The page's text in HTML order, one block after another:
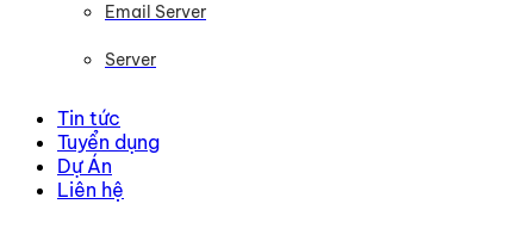
Email Server
Server
Tin tức
Tuyển dụng
Dự Án
Liên hệ